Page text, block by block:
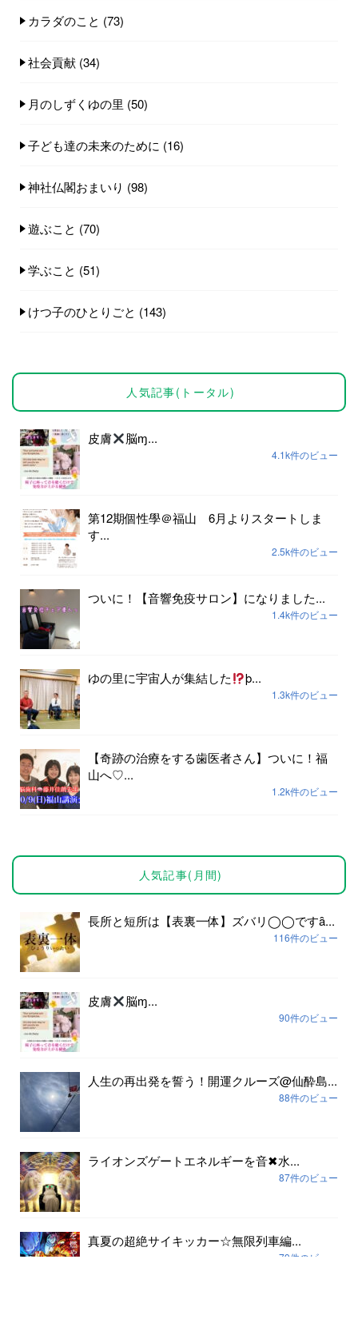
カラダのこと (73)
社会貢献 (34)
月のしずくゆの里 (50)
子ども達の未来のために (16)
神社仏閣おまいり (98)
遊ぶこと (70)
学ぶこと (51)
けつ子のひとりごと (143)
人気記事(トータル)
皮膚 脳ɱ...
4.1k件のビュー
第12期個性學＠福山 6月よりスタートしま
す...
2.5k件のビュー
ついに！【音響免疫サロン】になりました...
1.4k件のビュー
ゆの里に宇宙人が集結した þ...
1.3k件のビュー
【奇跡の治療をする歯医者さん】ついに！福
山へ♡...
1.2k件のビュー
人気記事(月間)
長所と短所は【表裏一体】ズバリ◯◯ですȃ...
116件のビュー
皮膚 脳ɱ...
90件のビュー
人生の再出発を誓う！開運クルーズ@仙酔島...
88件のビュー
ライオンズゲートエネルギーを音✖︎水...
87件のビュー
真夏の超絶サイキッカー☆無限列車編...
79件のビュー